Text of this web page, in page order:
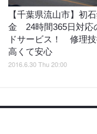
【千葉県流山市】初
金 24時間365日対応
ドサービス！ 修理技
高くて安心
2016.6.30 Thu 20:00